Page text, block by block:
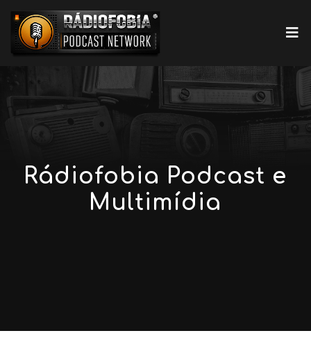
Rádiofobia Podcast e
Multimídia